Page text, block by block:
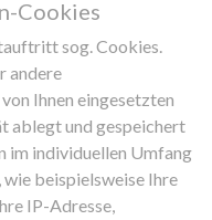
Cookies
sog. Cookies.
andere
Ihnen eingesetzten
ablegt und gespeichert
im individuellen Umfang
beispielsweise Ihre
IP-Adresse,